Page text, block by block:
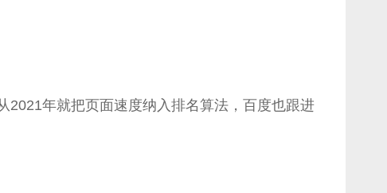
年就把页面速度纳入排名算法，百度也跟进